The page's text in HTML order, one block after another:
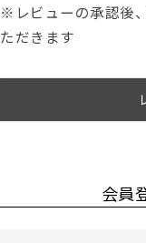
※レビューの承認後
ただきます
会員